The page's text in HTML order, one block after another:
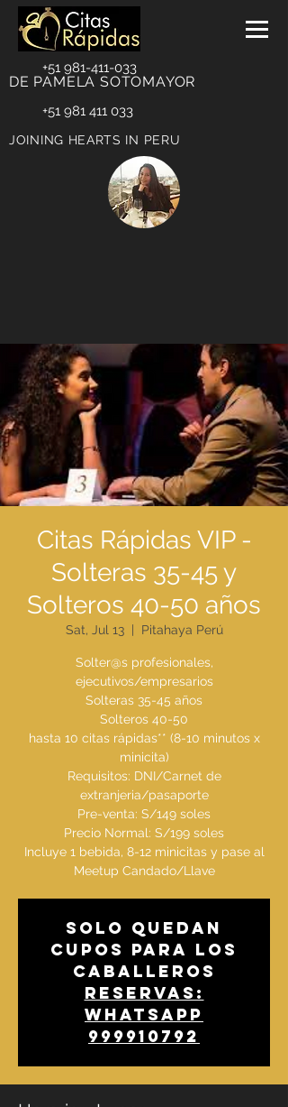
+51 981-411-033
DE PAMELA SOTOMAYOR
+51 981 411 033
JOINING HEARTS IN PERU
Citas Rápidas VIP -
Solteras 35-45 y
Solteros 40-50 años
Sat, Jul 13
  |
Pitahaya Perú
Solter@s profesionales,
ejecutivos/empresarios
Solteras 35-45 años
Solteros 40-50
hasta 10 citas rápidas** (8-10 minutos x
minicita)
Requisitos: DNI/Carnet de
extranjeria/pasaporte
Pre-venta: S/149 soles
Precio Normal: S/199 soles
Incluye 1 bebida, 8-12 minicitas y pase al
Meetup Candado/Llave
Solo quedan
cupos para los
caballeros
Reservas:
whatsapp
999910792